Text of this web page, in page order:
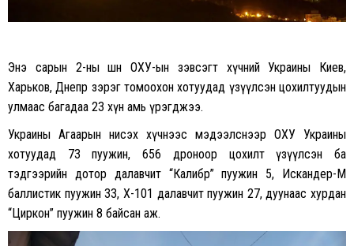
Энэ сарын 2-ны шөнө ОХУ-ын зэвсэгт хүчний Украины Киев,
Харьков, Днепр зэрэг томоохон хотуудад үзүүлсэн цохилтуудын
улмаас багадаа 23 хүн амь үрэгджээ.
Украины Агаарын нисэх хүчнээс мэдээлснээр ОХУ Украины
хотуудад 73 пуужин, 656 дроноор цохилт үзүүлсэн ба
тэдгээрийн дотор далавчит “Калибр” пуужин 5, Искандер-М
баллистик пуужин 33, X-101 далавчит пуужин 27, дуунаас хурдан
“Циркон” пуужин 8 байсан аж.